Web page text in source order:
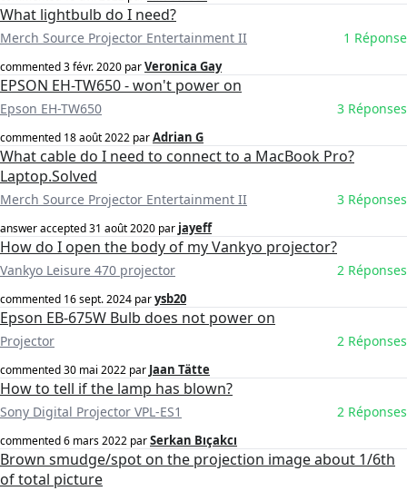
What lightbulb do I need?
Merch Source Projector Entertainment II 1 Réponse
commented3 févr. 2020 parVeronica Gay
EPSON EH-TW650 - won't power on
Epson EH-TW650 3 Réponses
commented 18 août 2022 parAdrian G
What cable do I need to connect to a MacBook Pro?
Laptop.Solved
Merch Source Projector Entertainment II 3 Réponses
answer accepted31 août 2020 par jayeff
How do I open the body of my Vankyo projector?
Vankyo Leisure 470 projector 2 Réponses
commented 16 sept. 2024 parysb20
Epson EB-675W Bulb does not power on
Projector 2 Réponses
commented30 mai 2022 par Jaan Tätte
How to tell if the lamp has blown?
Sony Digital Projector VPL-ES1 2 Réponses
commented6 mars 2022 parSerkan Bıçakcı
Brown smudge/spot on the projection image about 1/6th
of total picture